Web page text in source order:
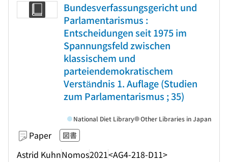
Bundesverfassungsgericht und
Parlamentarismus :
Entscheidungen seit 1975 im
Spannungsfeld zwischen
klassischem und
parteiendemokratischem
Verständnis 1. Auflage (Studien
zum Parlamentarismus ; 35)
Paper 図書
Astrid KuhnNomos2021<AG4-218-D11>
National Diet Library Other Libraries in Japan